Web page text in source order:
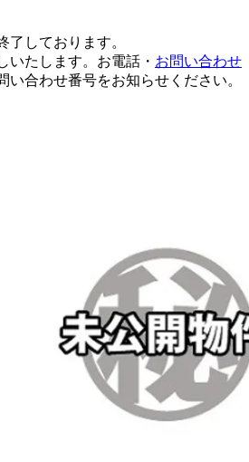
了しております。
いたします。お電話・ お問い合わせ
い合わせ番号をお知らせください。